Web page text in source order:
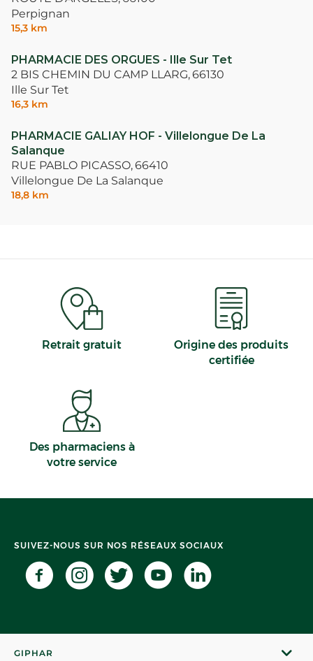
Perpignan
15,3 km
PHARMACIE DES ORGUES - Ille Sur Tet
2 BIS CHEMIN DU CAMP LLARG,66130
Ille Sur Tet
16,3 km
PHARMACIE GALIAY HOF - Villelongue De La
Salanque
RUE PABLO PICASSO,66410
Villelongue De La Salanque
18,8 km
Retrait gratuit
Origine des produits
certifiée
Des pharmaciens à
votre service
SUIVEZ-NOUS SUR NOS RÉSEAUX SOCIAUX
GIPHAR